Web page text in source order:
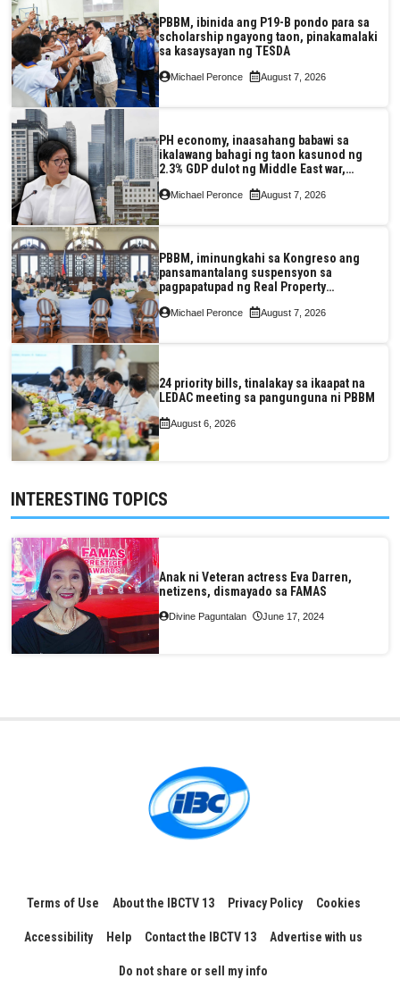
PBBM, ibinida ang P19-B pondo para sa
scholarship ngayong taon, pinakamalaki
sa kasaysayan ng TESDA
Michael Peronce August 7, 2026
PH economy, inaasahang babawi sa
ikalawang bahagi ng taon kasunod ng
2.3% GDP dulot ng Middle East war,
pagkaantala ng public construction
Michael Peronce August 7, 2026
PBBM, iminungkahi sa Kongreso ang
pansamantalang suspensyon sa
pagpapatupad ng Real Property
Valuation and Assessment Reform Act
Michael Peronce August 7, 2026
24 priority bills, tinalakay sa ikaapat na
LEDAC meeting sa pangunguna ni PBBM
August 6, 2026
INTERESTING TOPICS
Anak ni Veteran actress Eva Darren,
netizens, dismayado sa FAMAS
Divine Paguntalan June 17, 2024
Terms of Use About the IBCTV 13 Privacy Policy Cookies
Accessibility Help Contact the IBCTV 13 Advertise with us
Do not share or sell my info